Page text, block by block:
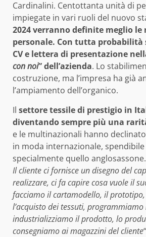
Cardinalini. Centottanta unità di
impiegate in vari ruoli del nuovo
2024 verranno definite meglio le
personale. Con tutta
CV e lettera di presentazione
con noi” dell’azienda. Lo
costruzione, ma l’impresa ha già
l’ampiamento dell’organico.
Il settore tessile di prestigio in
diventando sempre più una
e le multinazionali hanno
in moda internazionale,
specialmente quello anglosassone.
Il cliente ci fornisce un disegno del
realizzare, ci fa capire cosa vuole il
facciamo il cartamodello, il
l’acquisto dei tessuti,
industrializziamo il prodotto, lo
consegniamo ai magazzini del cliente